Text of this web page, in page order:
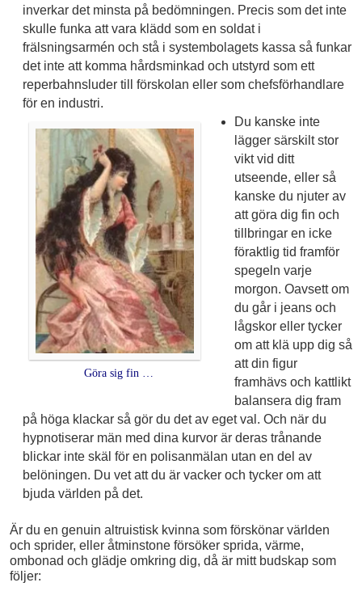
inverkar det minsta på bedömningen. Precis som det inte
skulle funka att vara klädd som en soldat i
frälsningsarmén och stå i systembolagets kassa så funkar
det inte att komma hårdsminkad och utstyrd som ett
reperbahnsluder till förskolan eller som chefsförhandlare
för en industri.
Göra sig fin …
Du kanske inte
lägger särskilt stor
vikt vid ditt
utseende, eller så
kanske du njuter av
att göra dig fin och
tillbringar en icke
föraktlig tid framför
spegeln varje
morgon. Oavsett om
du går i jeans och
lågskor eller tycker
om att klä upp dig så
att din figur
framhävs och kattlikt
balansera dig fram
på höga klackar så gör du det av eget val. Och när du
hypnotiserar män med dina kurvor är deras trånande
blickar inte skäl för en polisanmälan utan en del av
belöningen. Du vet att du är vacker och tycker om att
bjuda världen på det.
Är du en genuin altruistisk kvinna som förskönar världen
och sprider, eller åtminstone försöker sprida, värme,
ombonad och glädje omkring dig, då är mitt budskap som
följer: